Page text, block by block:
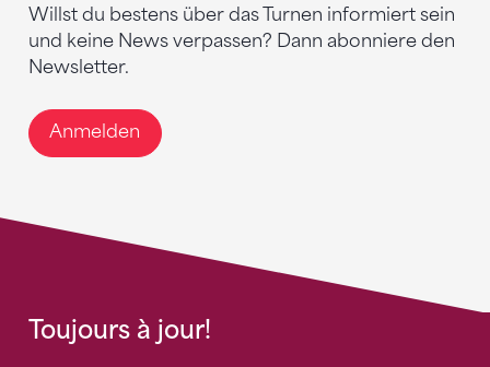
Willst du bestens über das Turnen informiert sein
und keine News verpassen? Dann abonniere den
Newsletter.
Anmelden
Toujours à jour!